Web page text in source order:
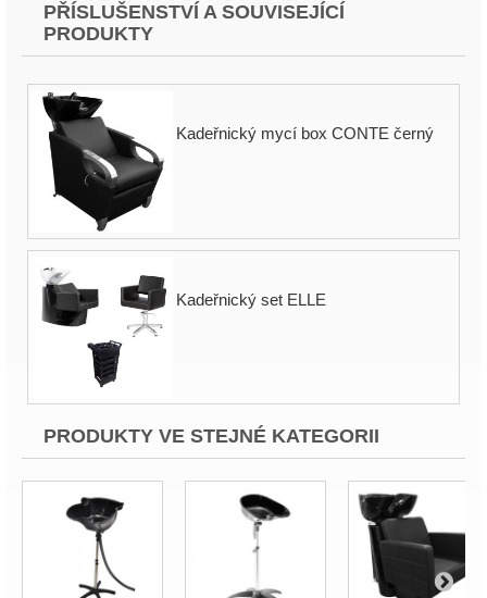
PŘÍSLUŠENSTVÍ A SOUVISEJÍCÍ
PRODUKTY
Kadeřnický mycí box CONTE černý
Kadeřnický set ELLE
PRODUKTY VE STEJNÉ KATEGORII